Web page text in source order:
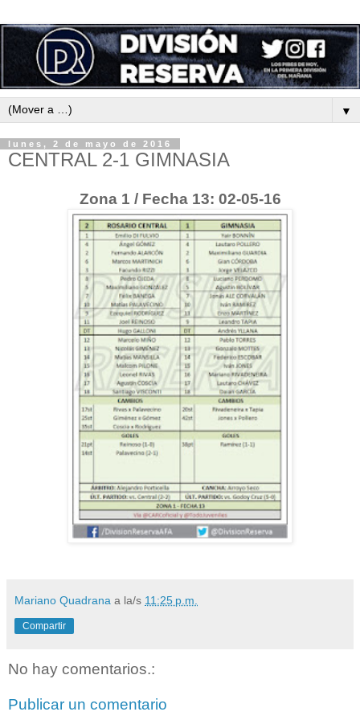
▼
lunes, 2 de mayo de 2016
CENTRAL 2-1 GIMNASIA
Zona 1 / Fecha 13: 02-05-16
Mariano Quadrana a la/s 11:25 p.m.
Compartir
No hay comentarios.:
Publicar un comentario